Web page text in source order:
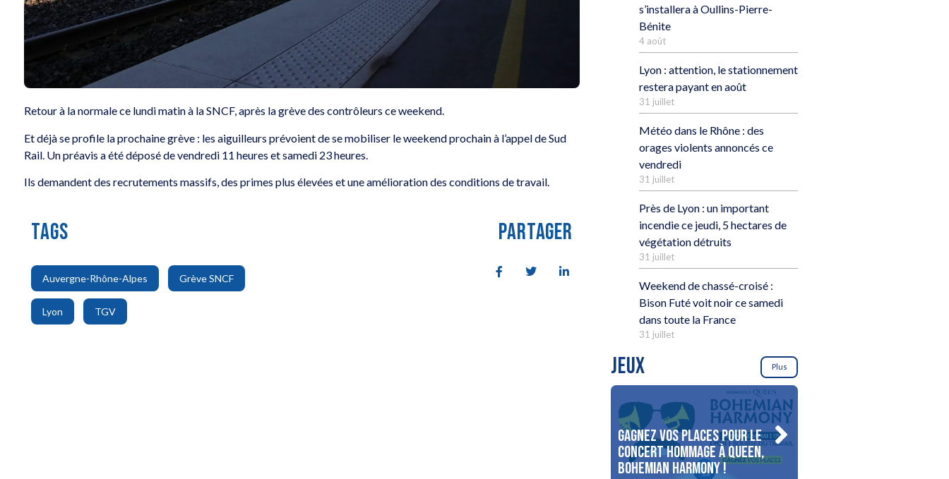
Retour à la normale ce lundi matin à la SNCF, après la grève des contrôleurs ce weekend.
Et déjà se profile la prochaine grève : les aiguilleurs prévoient de se mobiliser le weekend prochain à l’appel de Sud
Rail. Un préavis a été déposé de vendredi 11 heures et samedi 23 heures.
Ils demandent des recrutements massifs, des primes plus élevées et une amélioration des conditions de travail.
TAGS
Auvergne-Rhône-Alpes
,
Grève SNCF
Lyon
,
TGV
PARTAGER
s’installera à Oullins-Pierre-
Bénite
4 août
Lyon : attention, le stationnement
restera payant en août
31 juillet
Météo dans le Rhône : des
orages violents annoncés ce
vendredi
31 juillet
Près de Lyon : un important
incendie ce jeudi, 5 hectares de
végétation détruits
31 juillet
Weekend de chassé-croisé :
Bison Futé voit noir ce samedi
dans toute la France
31 juillet
JEUX Plus
Gagnez vos places pour le
concert Hommage à Queen,
Bohemian Harmony !